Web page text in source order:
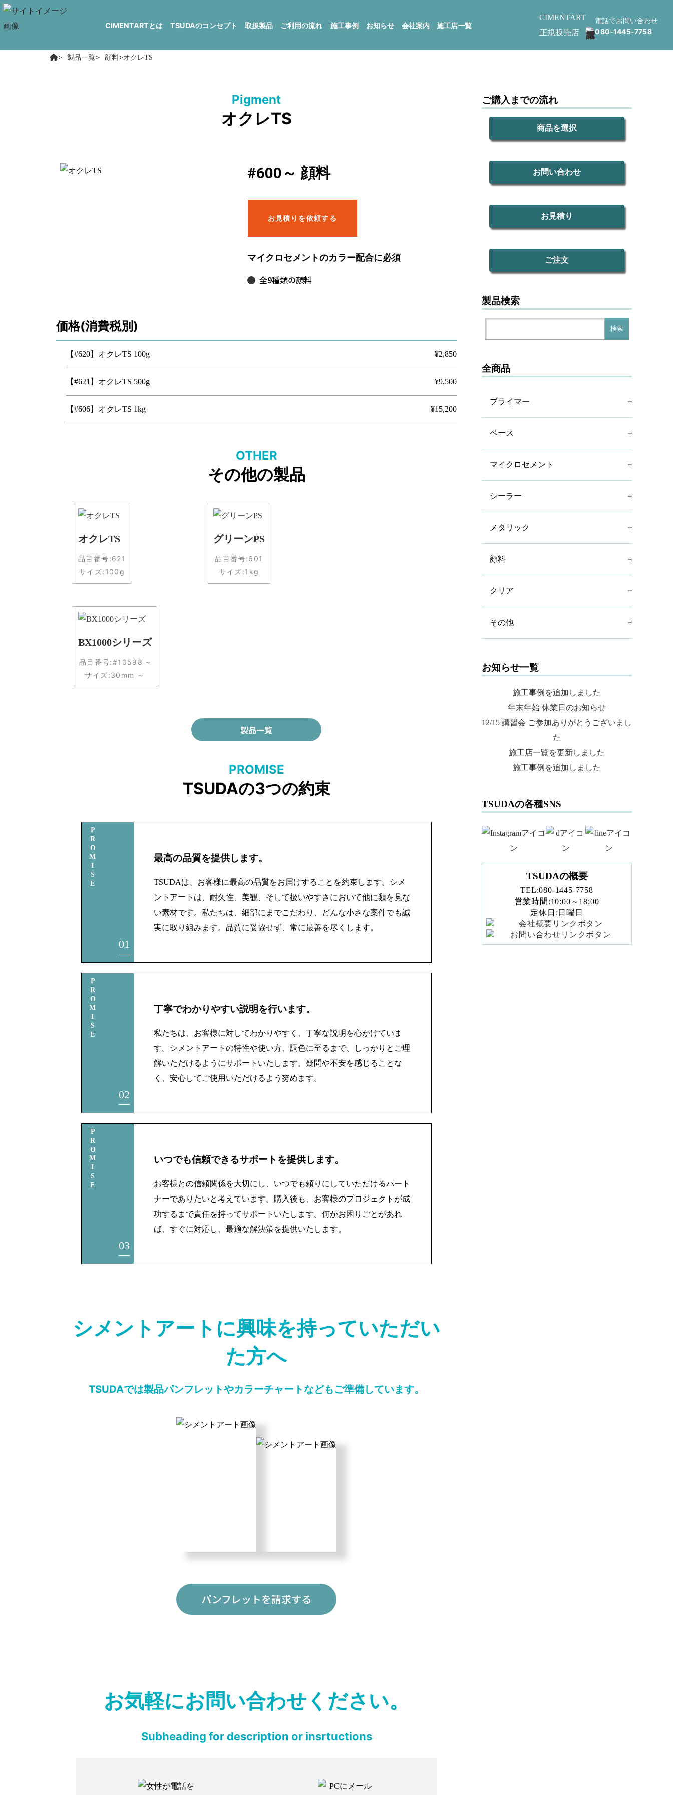
CIMENTARTとは TSUDAのコンセプト 取扱製品 ご利用の流れ 施工事例 お知らせ 会社案内施工店一覧
CIMENTART
正規販売店
電話でお問い合わせ
080-1445-7758
> 製品一覧> 顔料>オクレTS
Pigment
オクレTS
#600～ 顔料
お見積りを依頼する
マイクロセメントのカラー配合に必須
全9種類の顔料
価格(消費税別)
【#620】オクレTS 100g ¥2,850
【#621】オクレTS 500g ¥9,500
【#606】オクレTS 1kg ¥15,200
OTHER
その他の製品
オクレTS
品目番号:621
サイズ: 100g
グリーンPS
品目番号:601
サイズ:1kg
BX1000シリーズ
品目番号:#10598 ~
サイズ:30mm ～
製品一覧
PROMISE
TSUDAの3つの約束
PROMISE
01
最高の品質を提供します。
TSUDAは、お客様に最高の品質をお届けすることを約束します。シメ
ントアートは、耐久性、美観、そして扱いやすさにおいて他に類を見な
い素材です。私たちは、細部にまでこだわり、どんな小さな案件でも誠
実に取り組みます。品質に妥協せず、常に最善を尽くします。
PROMISE
02
丁寧でわかりやすい説明を行います。
私たちは、お客様に対してわかりやすく、丁寧な説明を心がけていま
す。シメントアートの特性や使い方、調色に至るまで、しっかりとご理
解いただけるようにサポートいたします。疑問や不安を感じることな
く、安心してご使用いただけるよう努めます。
PROMISE
03
いつでも信頼できるサポートを提供します。
お客様との信頼関係を大切にし、いつでも頼りにしていただけるパート
ナーでありたいと考えています。購入後も、お客様のプロジェクトが成
功するまで責任を持ってサポートいたします。何かお困りごとがあれ
ば、すぐに対応し、最適な解決策を提供いたします。
シメントアートに興味を持っていただい
た方へ
TSUDAでは製品パンフレットやカラーチャートなどもご準備しています。
パンフレットを請求する
お気軽にお問い合わせください。
Subheading for description or insrtuctions
ご購入までの流れ
商品を選択
お問い合わせ
お見積り
ご注文
製品検索
索:
検索
全商品
プライマー
ベース
マイクロセメント
シーラー
メタリック
顔料
クリア
その他
お知らせ一覧
施工事例を追加しました
年末年始 休業日のお知らせ
12/15 講習会 ご参加ありがとうございまし
た
施工店一覧を更新しました
施工事例を追加しました
TSUDAの各種SNS
TSUDAの概要
TEL:080-1445-7758
営業時間:10:00～18:00
定休日:日曜日